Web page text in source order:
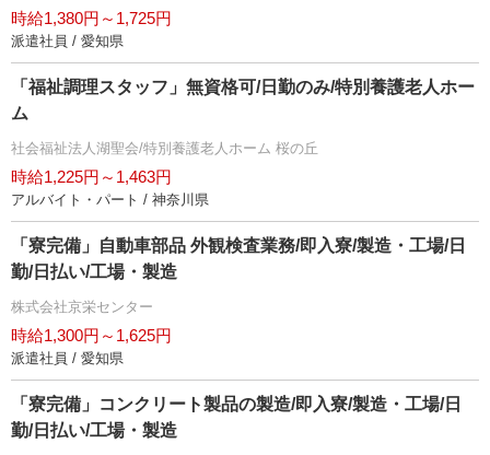
時給1,380円～1,725円
派遣社員 / 愛知県
「福祉調理スタッフ」無資格可/日勤のみ/特別養護老人ホー
ム
社会福祉法人湖聖会/特別養護老人ホーム 桜の丘
時給1,225円～1,463円
アルバイト・パート / 神奈川県
「寮完備」自動車部品 外観検査業務/即入寮/製造・工場/日
勤/日払い/工場・製造
株式会社京栄センター
時給1,300円～1,625円
派遣社員 / 愛知県
「寮完備」コンクリート製品の製造/即入寮/製造・工場/日
勤/日払い/工場・製造